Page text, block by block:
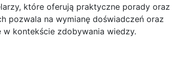
które oferują praktyczne porady oraz
pozwala na wymianę doświadczeń oraz
kontekście zdobywania wiedzy.